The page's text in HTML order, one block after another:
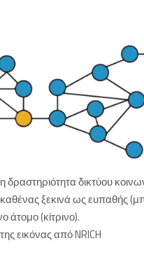
δραστηριότητα δικτύου
ξεκινά ως ευπαθής
(κίτρινο).
εικόνας από NRICH